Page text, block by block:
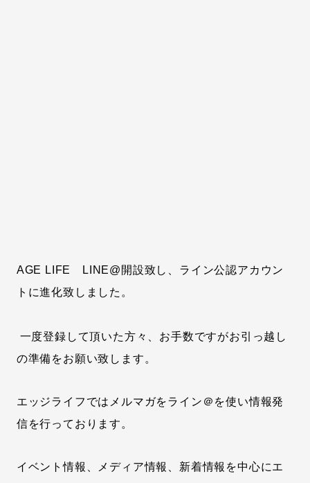
AGE LIFE LINE@開設致し、ライン公認アカウン
トに進化致しました。
一度登録して頂いた方々、お手数ですがお引っ越し
の準備をお願い致します。
エッジライフではメルマガをライン＠を使い情報発
信を行っております。
イベント情報、メディア情報、新着情報を中心にエ